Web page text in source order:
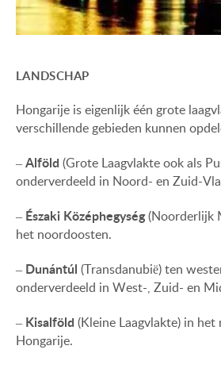
LANDSCHAP
Hongarije is eigenlijk één grote
verschillende gebieden kunnen
–Alföld (Grote Laagvlakte ook als
onderverdeeld in Noord- en Zuid-
– Északi Középhegység(Noorderlijk
het noordoosten.
– Dunántúl (Transdanubië) ten
onderverdeeld in West-, Zuid- en
– Kisalföld (Kleine Laagvlakte) in
Hongarije.